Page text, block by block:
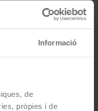
Informació
de
pròpies i de
estàndards
T005-DRIVEGUARD
és un pneumàtic
igual. Gràcies al seu